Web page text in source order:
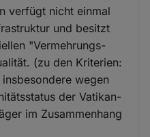
verfügt nicht einmal
und besitzt
"Vermehrungs-
(zu den Kriterien:
wegen
der Vatikan-
im Zusammenhang